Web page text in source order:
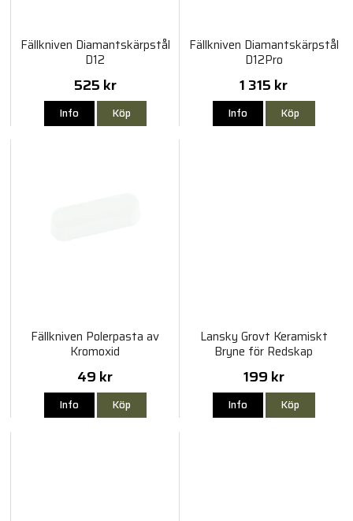
Fällkniven Diamantskärpstål
D12
525 kr
Info Köp
Fällkniven Diamantskärpstål
D12Pro
1 315 kr
Info Köp
Fällkniven Polerpasta av
Kromoxid
49 kr
Info Köp
Lansky Grovt Keramiskt
Bryne för Redskap
199 kr
Info Köp